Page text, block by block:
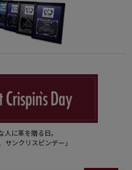
人に革を贈る日。
サンクリスピンデー」